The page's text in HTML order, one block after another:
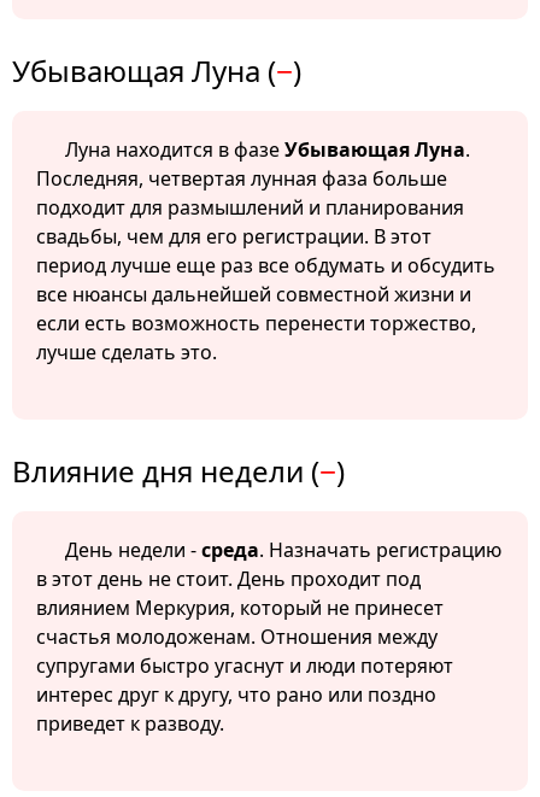
Убывающая Луна (−)
Луна находится в фазеУбывающая Луна.
Последняя, четвертая лунная фаза больше
подходит для размышлений и планирования
свадьбы, чем для его регистрации. В этот
период лучше еще раз все обдумать и обсудить
все нюансы дальнейшей совместной жизни и
если есть возможность перенести торжество,
лучше сделать это.
Влияние дня недели (−)
День недели -среда. Назначать регистрацию
в этот день не стоит. День проходит под
влиянием Меркурия, который не принесет
счастья молодоженам. Отношения между
супругами быстро угаснут и люди потеряют
интерес друг к другу, что рано или поздно
приведет к разводу.